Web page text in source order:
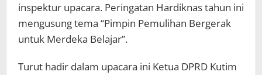
inspektur upacara. Peringatan Hardiknas tahun ini
mengusung tema “Pimpin Pemulihan Bergerak
untuk Merdeka Belajar”.
Turut hadir dalam upacara ini Ketua DPRD Kutim